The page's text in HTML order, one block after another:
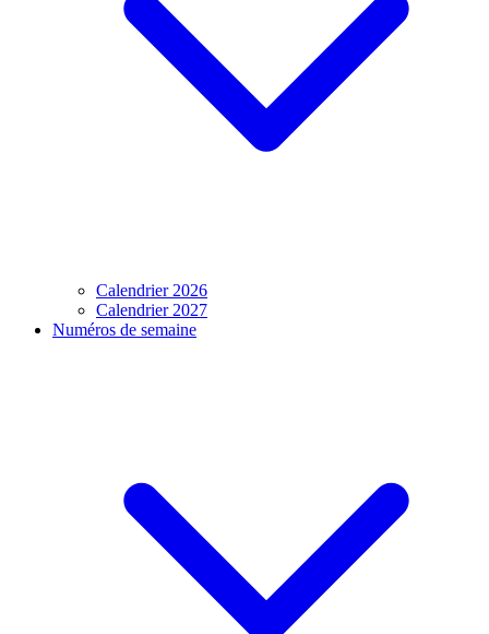
Calendrier 2026
Calendrier 2027
Numéros de semaine